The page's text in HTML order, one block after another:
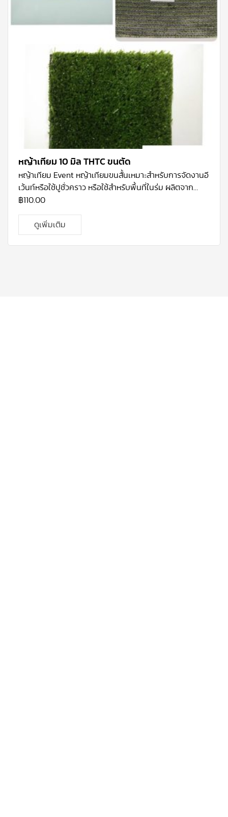
กว้าง 180 mm. ยาว 1218 mm. / 0.3 mm 1 กล่อง ปูได้
2.63088 ตรม. / 1 กล่อง บรรจุ 12 แผ่น
หญ้าเทียม 10 มิล THTC ขนตัด
หญ้าเทียม Event หญ้าเทียมขนสั้นเหมาะสำหรับการจัดงานอี
เว้นท์หรือใช้ปูชั่วคราว หรือใช้สำหรับพื้นที่ในร่ม ผลิตจาก
พลาสติกประเภท
งานเอนกประสงค์ทั่วไป เช่น การปูรองประดับสินค้า หรือ ชั้น
วางของ เนื่องจากมีน้ำหนักเบา ขนย้ายง่าย ม้วนและกางออก
฿110.00
ดูเพิ่มเติม